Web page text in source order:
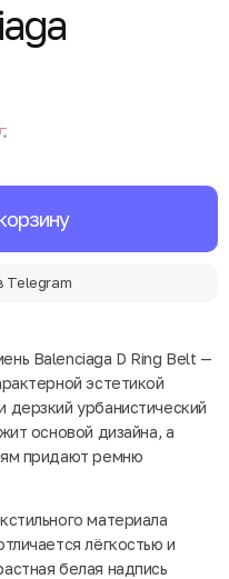
Telegram
Balenciaga D Ring Belt —
эстетикой
урбанистический
основой дизайна, а
придают ремню
материала
лёгкостью и
белая надпись